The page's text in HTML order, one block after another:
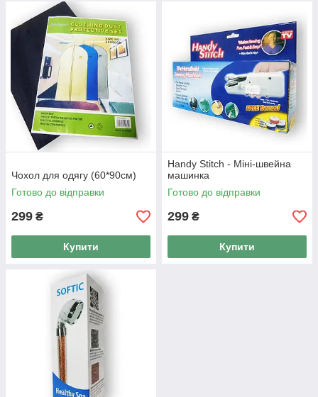
Чохол для одягу (60*90см)
Готово до відправки
299 ₴
Купити
Нandy Stitch - Міні-швейна
машинка
Готово до відправки
299 ₴
Купити